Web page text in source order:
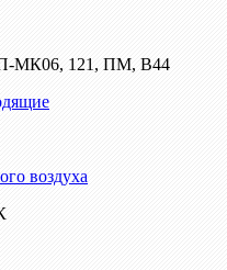
МК06, 121, ПМ, В44
воздуха